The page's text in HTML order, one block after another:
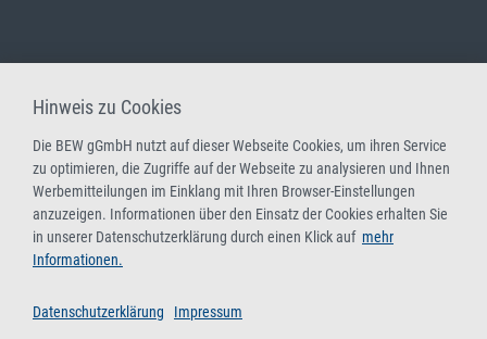
Hinweis zu Cookies
Die BEW gGmbH nutzt auf dieser Webseite Cookies, um ihren Service
zu optimieren, die Zugriffe auf der Webseite zu analysieren und Ihnen
Werbemitteilungen im Einklang mit Ihren Browser-Einstellungen
anzuzeigen. Informationen über den Einsatz der Cookies erhalten Sie
in unserer Datenschutzerklärung durch einen Klick auf mehr
Informationen.
Datenschutzerklärung Impressum